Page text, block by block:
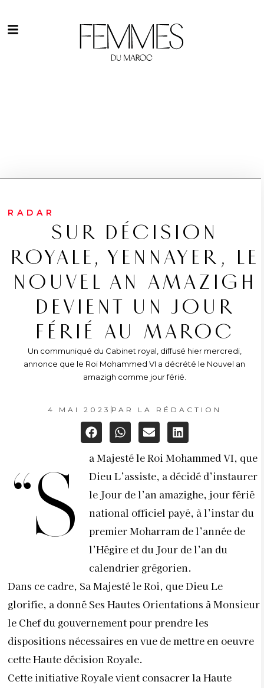
RADAR
SUR DÉCISION
ROYALE, YENNAYER, LE
NOUVEL AN AMAZIGH
DEVIENT UN JOUR
FÉRIÉ AU MAROC
Un communiqué du Cabinet royal, diffusé hier mercredi,
annonce que le Roi Mohammed VI a décrété le Nouvel an
amazigh comme jour férié.
4 MAI 2023 PAR LA RÉDACTION
“S
a Majesté le Roi Mohammed VI, que
Dieu L’assiste, a décidé d’instaurer
le Jour de l’an amazighe, jour férié
national officiel payé, à l’instar du
premier Moharram de l’année de
l’Hégire et du Jour de l’an du
calendrier grégorien.
Dans ce cadre, Sa Majesté le Roi, que Dieu Le
glorifie, a donné Ses Hautes Orientations à Monsieur
le Chef du gouvernement pour prendre les
dispositions nécessaires en vue de mettre en oeuvre
cette Haute décision Royale.
Cette initiative Royale vient consacrer la Haute